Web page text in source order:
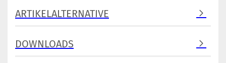
ARTIKELALTERNATIVE
DOWNLOADS